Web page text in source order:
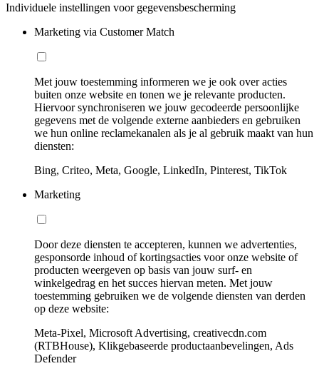
Individuele instellingen voor gegevensbescherming
Marketing via Customer Match
Met jouw toestemming informeren we je ook over acties
buiten onze website en tonen we je relevante producten.
Hiervoor synchroniseren we jouw gecodeerde persoonlijke
gegevens met de volgende externe aanbieders en gebruiken
we hun online reclamekanalen als je al gebruik maakt van hun
diensten:
Bing, Criteo, Meta, Google, LinkedIn, Pinterest, TikTok
Marketing
Door deze diensten te accepteren, kunnen we advertenties,
gesponsorde inhoud of kortingsacties voor onze website of
producten weergeven op basis van jouw surf- en
winkelgedrag en het succes hiervan meten. Met jouw
toestemming gebruiken we de volgende diensten van derden
op deze website:
Meta-Pixel, Microsoft Advertising, creativecdn.com
(RTBHouse), Klikgebaseerde productaanbevelingen, Ads
Defender